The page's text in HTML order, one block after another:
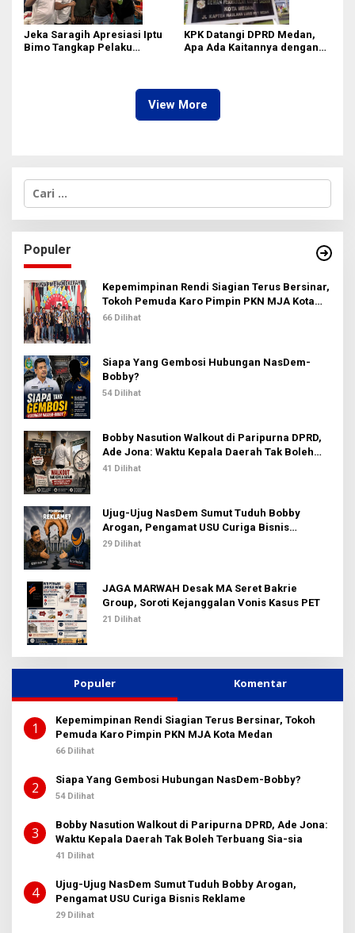
Jeka Saragih Apresiasi Iptu
Bimo Tangkap Pelaku
KPK Datangi DPRD Medan,
Apa Ada Kaitannya dengan
View More
C
i
u
n
t
u
k
:
Populer
Kepemimpinan Rendi Siagian Terus Bersinar,
Tokoh Pemuda Karo Pimpin PKN MJA Kota
Medan
66 Dilihat
Siapa Yang Gembosi Hubungan NasDem-
Bobby?
54 Dilihat
Bobby Nasution Walkout di Paripurna DPRD,
Ade Jona: Waktu Kepala Daerah Tak Boleh
Terbuang Sia-sia
41 Dilihat
Ujug-Ujug NasDem Sumut Tuduh Bobby
Arogan, Pengamat USU Curiga Bisnis
Reklame
29 Dilihat
JAGA MARWAH Desak MA Seret Bakrie
Group, Soroti Kejanggalan Vonis Kasus PET
21 Dilihat
Populer Komentar
1
Kepemimpinan Rendi Siagian Terus Bersinar, Tokoh
Pemuda Karo Pimpin PKN MJA Kota Medan
66 Dilihat
2 Siapa Yang Gembosi Hubungan NasDem-Bobby?
54 Dilihat
3
Bobby Nasution Walkout di Paripurna DPRD, Ade Jona:
Waktu Kepala Daerah Tak Boleh Terbuang Sia-sia
41 Dilihat
4
Ujug-Ujug NasDem Sumut Tuduh Bobby Arogan,
Pengamat USU Curiga Bisnis Reklame
29 Dilihat